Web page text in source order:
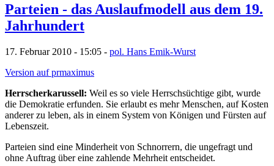
Parteien - das Auslaufmodell aus dem 19.
Jahrhundert
17. Februar 2010 - 15:05 - pol. Hans Emik-Wurst
Version auf prmaximus
Herrscherkarussell: Weil es so viele Herrschsüchtige gibt, wurde
die Demokratie erfunden. Sie erlaubt es mehr Menschen, auf Kosten
anderer zu leben, als in einem System von Königen und Fürsten auf
Lebenszeit.
Parteien sind eine Minderheit von Schnorrern, die ungefragt und
ohne Auftrag über eine zahlende Mehrheit entscheidet.